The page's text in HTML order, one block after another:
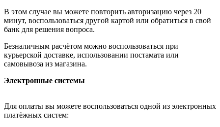
В этом случае вы можете повторить авторизацию через 20
минут, воспользоваться другой картой или обратиться в свой
банк для решения вопроса.
Безналичным расчётом можно воспользоваться при
курьерской доставке, использовании постамата или
самовывоза из магазина.
Электронные системы
Для оплаты вы можете воспользоваться одной из электронных
платёжных систем: